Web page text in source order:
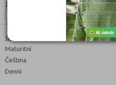
Zaměření:
Gymnázium (7941K61)
Maturitní
Čeština
Denní